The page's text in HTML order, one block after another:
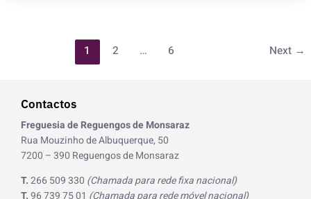
1 2 … 6 Next →
Contactos
Freguesia de Reguengos de Monsaraz
Rua Mouzinho de Albuquerque, 50
7200 – 390 Reguengos de Monsaraz
T.266 509 330 (Chamada para rede fixa nacional)
T.96 739 75 01 (Chamada para rede móvel nacional)